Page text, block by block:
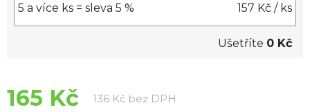
5 a více ks = sleva 5 % 157 Kč / ks
Ušetříte 0 Kč
165 Kč 136 Kč bez DPH